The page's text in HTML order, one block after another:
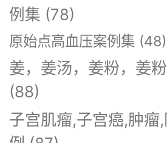
例集 (78)
原始点高血压案例集 (48)
姜，姜汤，姜粉，姜
(88)
子宫肌瘤,子宫癌,肿瘤